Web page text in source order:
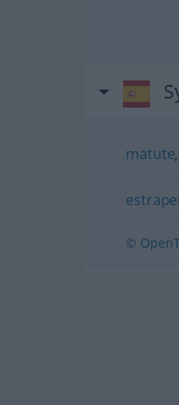
matute,
©